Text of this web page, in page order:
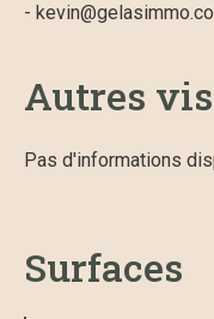
-
Autres
Pas d'informations
Surfaces